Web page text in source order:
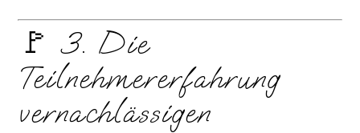
🚩 3. Die
Teilnehmererfahrung
vernachlässigen